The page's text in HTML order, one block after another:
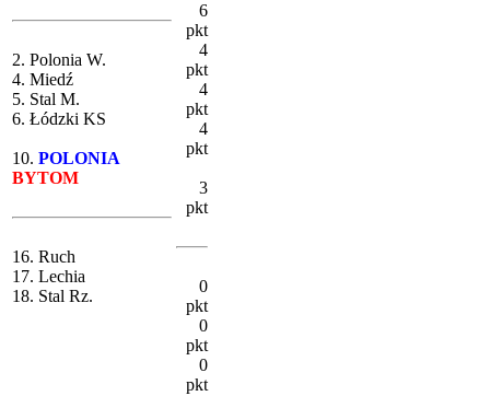
2. Polonia W.
4. Miedź
5. Stal M.
6. Łódzki KS
10. POLONIA
BYTOM
16. Ruch
17. Lechia
18. Stal Rz.
6
pkt
4
pkt
4
pkt
4
pkt
3
pkt
0
pkt
0
pkt
0
pkt